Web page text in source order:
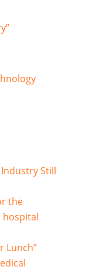
Industry Still
the
hospital
Lunch”